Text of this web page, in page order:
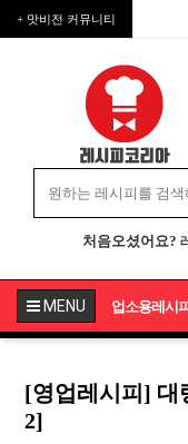
+ 맛비전 커뮤니티
처음오셨어요?
MENU 업소용레시피
[영업레시피] 대
2]